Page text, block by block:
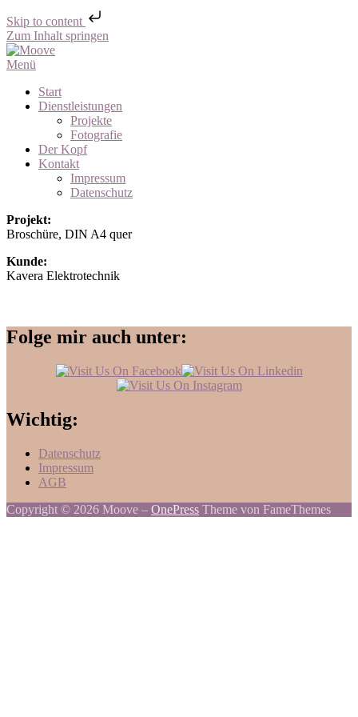
Skip to content
Zum Inhalt springen
Menü
Start
Dienstleistungen
Projekte
Fotografie
Der Kopf
Kontakt
Impressum
Datenschutz
Projekt:
Broschüre, DIN A4 quer
Kunde:
Kavera Elektrotechnik
Folge mir auch unter:
Wichtig:
Datenschutz
Impressum
AGB
Copyright © 2026 Moove – OnePress Theme von FameThemes